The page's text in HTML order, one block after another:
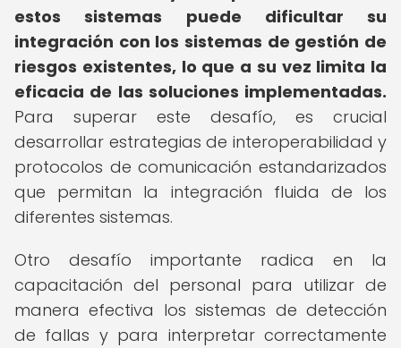
estos sistemas puede dificultar su
integración con los sistemas de gestión de
riesgos existentes, lo que a su vez limita la
eficacia de las soluciones implementadas.
Para superar este desafío, es crucial
desarrollar estrategias de interoperabilidad y
protocolos de comunicación estandarizados
que permitan la integración fluida de los
diferentes sistemas.
Otro desafío importante radica en la
capacitación del personal para utilizar de
manera efectiva los sistemas de detección
de fallas y para interpretar correctamente